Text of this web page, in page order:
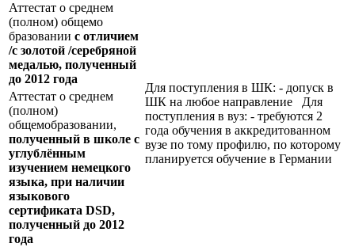
Аттестат о среднем
(полном) общемо
бразовании с отличием
/с золотой /серебряной
медалью, полученный
до 2012 года
Для поступления в ШК: - допуск в
ШК на любое направление Для
поступления в вуз: - требуются 2
года обучения в аккредитованном
вузе по тому профилю, по которому
планируется обучение в Германии
Аттестат о среднем
(полном)
общемобразовании,
полученный в школе с
углублённым
изучением немецкого
языка, при наличии
языкового
сертификата DSD,
полученный до 2012
года